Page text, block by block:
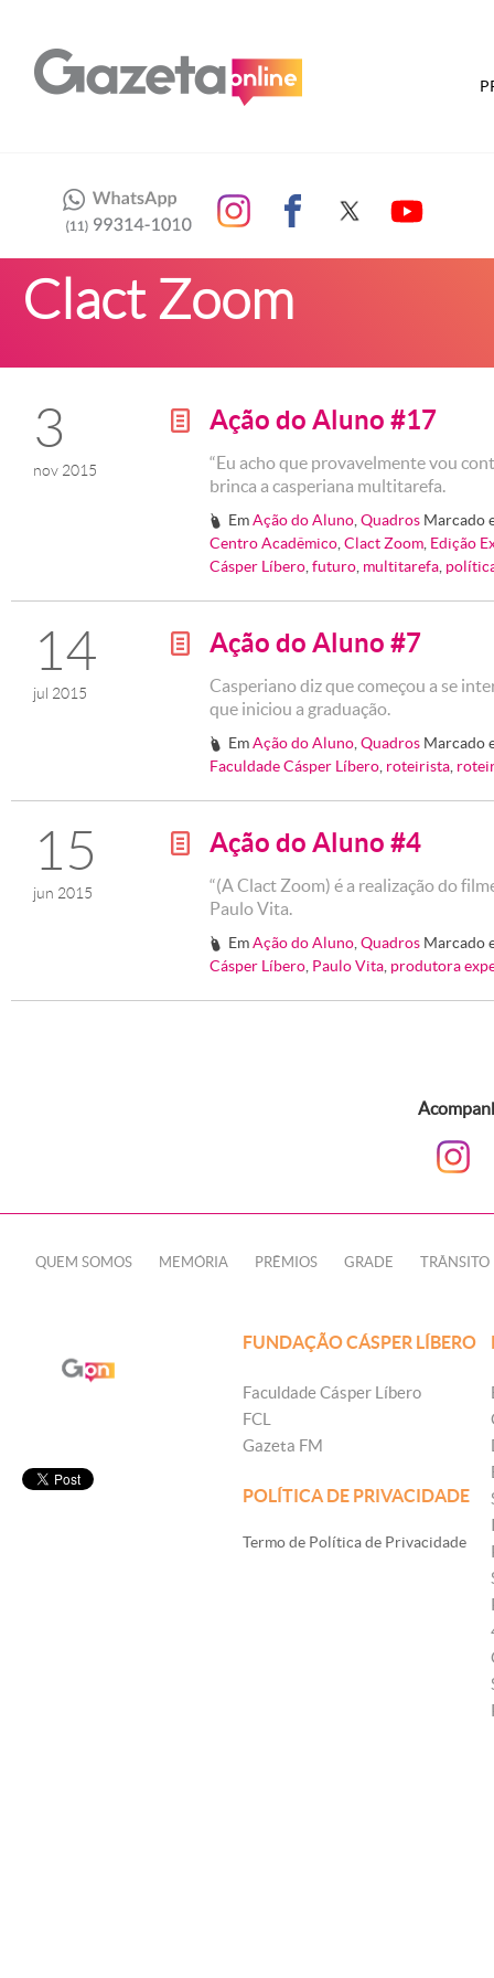
Clact Zoom
3
nov 2015
g Ação do Aluno #17
“Eu acho que provavelmente vou
brinca a casperiana multitarefa.
# EmAção do Aluno ,Quadros Marcado
Centro Acadêmico Clact Zoom Edição
Cásper Líbero futuro multitarefa
14
jul 2015
g Ação do Aluno #7
Casperiano diz que começou a se
que iniciou a graduação.
# EmAção do Aluno ,Quadros Marcado
Faculdade Cásper Líbero roteirista
15
jun 2015
g Ação do Aluno #4
“(A Clact Zoom) é a realização do
Paulo Vita.
# EmAção do Aluno ,Quadros Marcado
Cásper Líbero Paulo Vita produtora
QUEM SOMOS MEMÓRIA PRÊMIOS GRADE TRÂNSITO
FUNDAÇÃO CÁSPER LÍBERO
Faculdade Cásper Líbero
FCL
Gazeta FM
POLÍTICA DE PRIVACIDADE
Termo de Política de Privacidade